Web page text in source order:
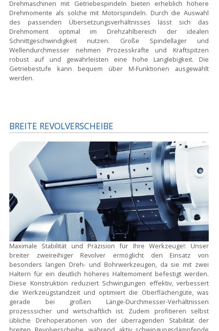
Drehmaschinen mit Getriebespindeln bieten erheblich höhere
Drehmomente als solche mit Motorspindeln. Durch die Auswahl
des passenden Übersetzungsverhältnisses lässt sich das
Drehmoment optimal im Drehzahlbereich der idealen
Schnittgeschwindigkeit nutzen. Große Spindellager und
Wellendurchmesser nehmen Prozesskräfte und Kraftspitzen
robust auf und gewährleisten eine hohe Langlebigkeit. Die
Getriebestufe kann bequem über M-Funktionen ausgewählt
werden.
BREITE REVOLVERSCHEIBE
Maximale Stabilität und Präzision für Ihre Werkzeuge!: Unser
breiter zweireihiger Revolver ermöglicht den Einsatz von
besonders langen Dreh- und Bohrwerkzeugen, da sie mit zwei
Haltern für ein deutlich höheres Haltemoment befestigt werden.
Diese Konstruktion reduziert Schwingungen effektiv, verbessert
die Werkzeugstandzeit und optimiert die Oberflächengüte, was
gerade bei großen Länge-Durchmesser-Verhältnissen
prozesssicher und wirtschaftlich ist. Zudem profitieren selbst
übliche Drehoperationen von der überragenden Stabilität der